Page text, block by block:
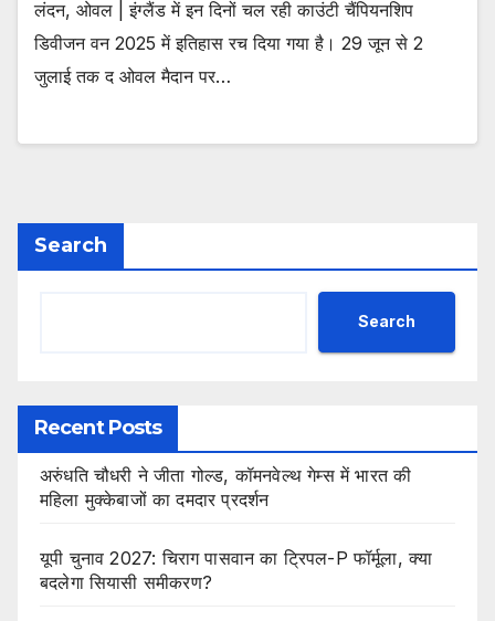
लंदन, ओवल | इंग्लैंड में इन दिनों चल रही काउंटी चैंपियनशिप
डिवीजन वन 2025 में इतिहास रच दिया गया है। 29 जून से 2
जुलाई तक द ओवल मैदान पर…
Search
Search
Recent Posts
अरुंधति चौधरी ने जीता गोल्ड, कॉमनवेल्थ गेम्स में भारत की
महिला मुक्केबाजों का दमदार प्रदर्शन
यूपी चुनाव 2027: चिराग पासवान का ट्रिपल-P फॉर्मूला, क्या
बदलेगा सियासी समीकरण?